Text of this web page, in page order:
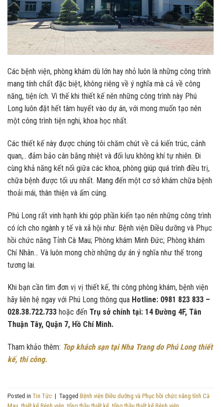
Các bệnh viện, phòng khám dù lớn hay nhỏ luôn là những công trình
mang tính chất đặc biệt, không riêng về ý nghĩa mà cả về công
năng, tiện ích. Vì thế khi thiết kế nên những công trình này Phú
Long luôn đặt hết tâm huyết vào dự án, với mong muốn tạo nên
một công trình tiện nghi, khoa học nhất.
Các thiết kế này được chúng tôi chăm chút về cả kiến trúc, cảnh
quan,.. đảm bảo cân bằng nhiệt và đối lưu không khí tự nhiên. Đi
cùng khả năng kết nối giữa các khoa, phòng giúp quá trình điều trị,
chữa bệnh được tối ưu nhất. Mang đến một cơ sở khám chữa bệnh
thoải mái, thân thiện và ấm cúng.
Phú Long rất vinh hạnh khi góp phần kiến tạo nên những công trình
có ích cho ngành y tế và xã hội như: Bệnh viện Điều dưỡng và Phục
hồi chức năng Tỉnh Cà Mau; Phòng khám Minh Đức; Phòng khám
Chí Nhân… Và luôn mong chờ những dự án ý nghĩa như thế trong
tương lai.
Khi bạn cần tìm đơn vị vị thiết kế, thi công phòng khám, bệnh viện
hãy liên hệ ngay với Phú Long thông qua Hotline: 0981 823 833 –
028.38.722.733 hoặc đến Trụ sở chính tại: 14 Đường 4F, Tân
Thuận Tây, Quận 7, Hồ Chí Minh.
Tham khảo thêm: Top khách sạn tại Nha Trang do Phú Long thiết
kế, thi công.
Posted in Tin Tức | Tagged Bệnh viện Điều dưỡng và Phục hồi chức năng tỉnh Cà